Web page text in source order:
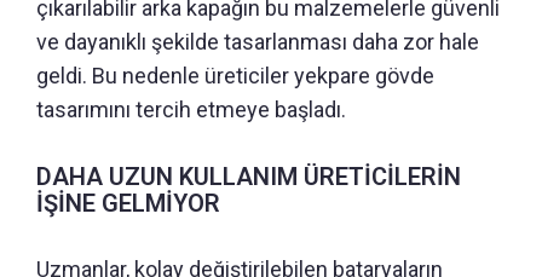
çıkarılabilir arka kapağın bu malzemelerle güvenli
ve dayanıklı şekilde tasarlanması daha zor hale
geldi. Bu nedenle üreticiler yekpare gövde
tasarımını tercih etmeye başladı.
DAHA UZUN KULLANIM ÜRETİCİLERİN
İŞİNE GELMİYOR
Uzmanlar, kolay değiştirilebilen bataryaların